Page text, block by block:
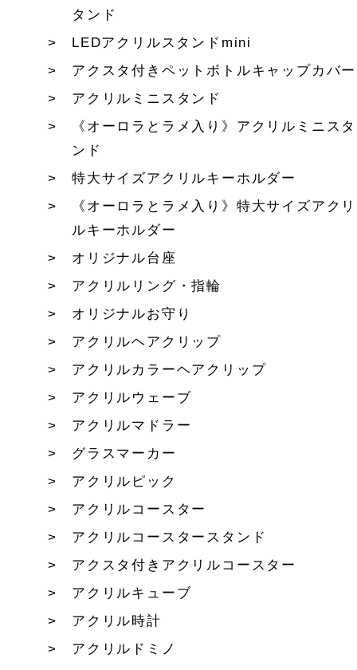
タンド
LEDアクリルスタンドmini
アクスタ付きペットボトルキャップカバー
アクリルミニスタンド
《オーロラとラメ入り》アクリルミニスタ
ンド
特大サイズアクリルキーホルダー
《オーロラとラメ入り》特大サイズアクリ
ルキーホルダー
オリジナル台座
アクリルリング・指輪
オリジナルお守り
アクリルヘアクリップ
アクリルカラーヘアクリップ
アクリルウェーブ
アクリルマドラー
グラスマーカー
アクリルピック
アクリルコースター
アクリルコースタースタンド
アクスタ付きアクリルコースター
アクリルキューブ
アクリル時計
アクリルドミノ